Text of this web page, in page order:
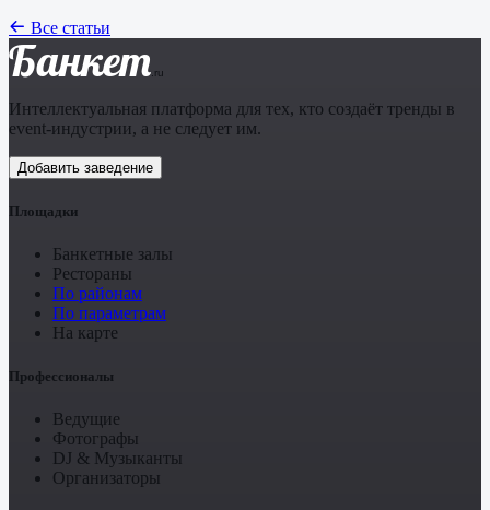
Все статьи
Банкет .ru
Интеллектуальная платформа для тех, кто создаёт тренды в
event-индустрии, а не следует им.
Добавить заведение
Площадки
Банкетные залы
Рестораны
По районам
По параметрам
На карте
Профессионалы
Ведущие
Фотографы
DJ & Музыканты
Организаторы